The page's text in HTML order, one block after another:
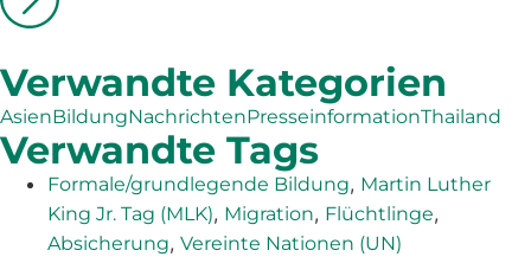
Verwandte Kategorien
AsienBildungNachrichtenPresseinformationThailand
Verwandte Tags
Formale/grundlegende Bildung, Martin Luther
King Jr. Tag (MLK), Migration, Flüchtlinge,
Absicherung, Vereinte Nationen (UN)